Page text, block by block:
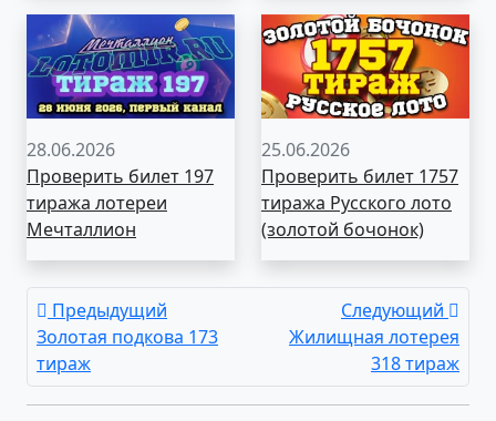
28.06.2026
Проверить билет 197
тиража лотереи
Мечталлион
25.06.2026
Проверить билет 1757
тиража Русского лото
(золотой бочонок)
Предыдущий
Золотая подкова 173
тираж
Следующий
Жилищная лотерея
318 тираж